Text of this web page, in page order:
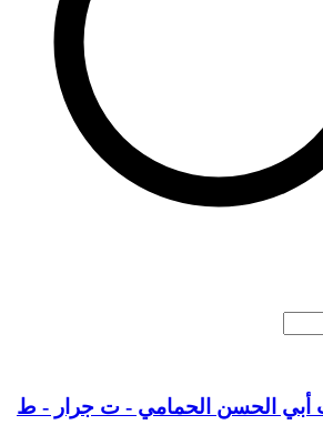
أبي الحسن الحمامي - ت جرار - ط